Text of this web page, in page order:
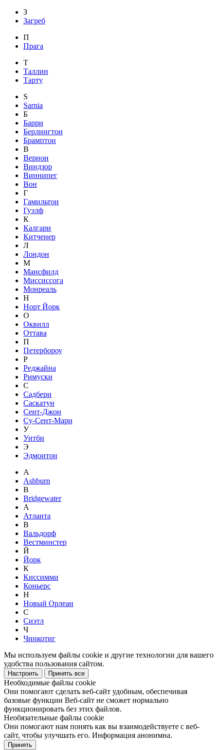
З
Загреб
П
Прага
Т
Таллин
Тарту
S
Sarnia
Б
Барри
Берлингтон
Брамптон
В
Вернон
Виндзор
Виннипег
Вон
Г
Гамильтон
Гуэлф
К
Калгари
Китченер
Л
Лондон
М
Мансфилд
Миссиссога
Монреаль
Н
Норт Йорк
О
Оквилл
Оттава
П
Петербороу
Р
Реджайна
Римуски
С
Садбери
Саскатун
Сент-Джон
Су-Сент-Мари
У
Уитби
Э
Эдмонтон
A
Ashburn
B
Bridgewater
А
Атланта
В
Вальдорф
Вестминстер
Й
Йорк
К
Киссимми
Коньерс
Н
Новый Орлеан
С
Сиэтл
Ч
Чинкотиг
Мы используем файлы cookie и другие технологии для вашего
удобства пользования сайтом.
Настроить Принять все
Необходимые файлы cookie
Они помогают сделать веб-сайт удобным, обеспечивая
базовые функции Веб-сайт не сможет нормально
функционировать без этих файлов.
Необязательные файлы cookie
Они помогают нам понять как вы взаимодействуете с веб-
сайт, чтобы улучшать его. Информация анонимна.
Принять